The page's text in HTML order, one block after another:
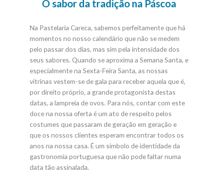
O sabor da tradição na Páscoa
Na Pastelaria Careca, sabemos perfeitamente que há
momentos no nosso calendário que não se medem
pelo passar dos dias, mas sim pela intensidade dos
seus sabores. Quando se aproxima a Semana Santa, e
especialmente na Sexta-Feira Santa, as nossas
vitrinas vestem-se de gala para receber aquela que é,
por direito próprio, a grande protagonista destas
datas, a lampreia de ovos. Para nós, contar com este
doce na nossa oferta é um ato de respeito pelos
costumes que passaram de geração em geração e
que os nossos clientes esperam encontrar todos os
anos na nossa casa. É um símbolo de identidade da
gastronomia portuguesa que não pode faltar numa
data tão assinalada.